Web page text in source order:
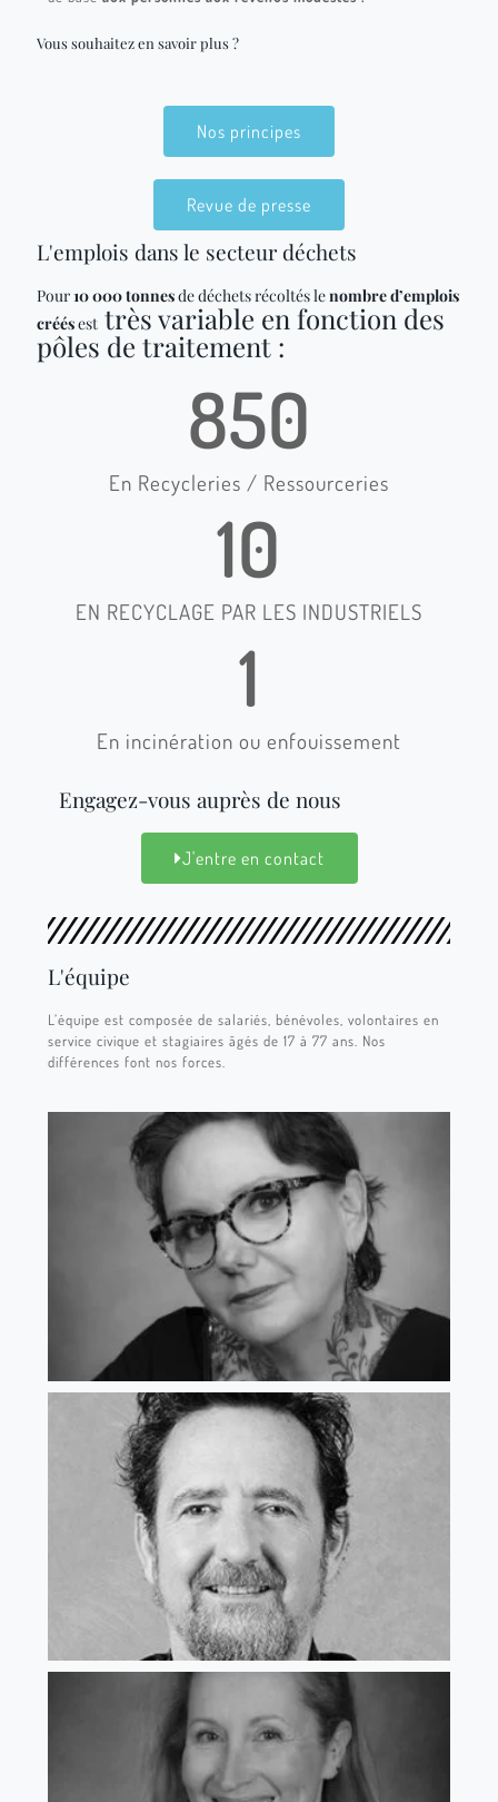
Vous souhaitez en savoir plus ?
Nos principes
Revue de presse
L'emplois dans le secteur déchets
Pour10 000 tonnesde déchets récoltés lenombre d’emplois
créésest très variable en fonction des
pôles de traitement :
En Recycleries / Ressourceries
850
EN RECYCLAGE PAR LES INDUSTRIELS
10
En incinération ou enfouissement
1
Engagez-vous auprès de nous
J'entre en contact
L'équipe
L’équipe est composée de salariés, bénévoles, volontaires en
service civique et stagiaires âgés de 17 à 77 ans. Nos
différences font nos forces.